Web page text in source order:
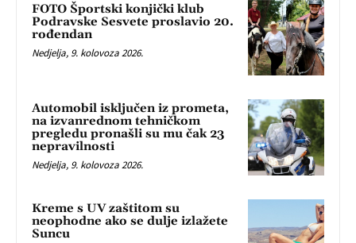
FOTO Športski konjički klub
Podravske Sesvete proslavio 20.
rođendan
Nedjelja, 9. kolovoza 2026.
Automobil isključen iz prometa,
na izvanrednom tehničkom
pregledu pronašli su mu čak 23
nepravilnosti
Nedjelja, 9. kolovoza 2026.
Kreme s UV zaštitom su
neophodne ako se dulje izlažete
Suncu